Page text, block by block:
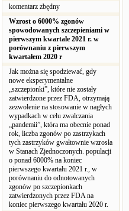
komentarz zbędny
Wzrost o 6000% zgonów
spowodowanych szczepieniami w
pierwszym kwartale 2021 r. w
porównaniu z pierwszym
kwartałem 2020 r
Jak można się spodziewać, gdy
nowe eksperymentalne
„szczepionki”, które nie zostały
zatwierdzone przez FDA, otrzymają
zezwolenie na stosowanie w nagłych
wypadkach w celu zwalczania
„pandemii”, która ma obecnie ponad
rok, liczba zgonów po zastrzykach
tych zastrzyków gwałtownie wzrosła
w Stanach Zjednoczonych. populacji
o ponad 6000% na koniec
pierwszego kwartału 2021 r., w
porównaniu do odnotowanych
zgonów po szczepionkach
zatwierdzonych przez FDA na
koniec pierwszego kwartału 2020 r.